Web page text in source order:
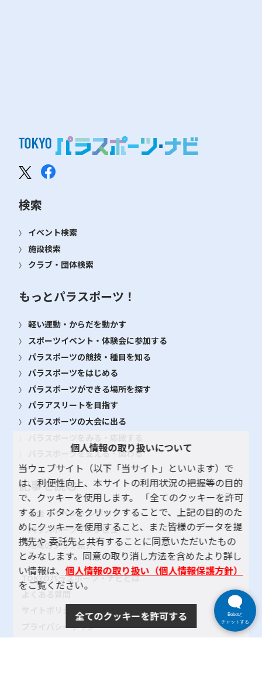
検索
イベント検索
施設検索
クラブ・団体検索
もっとパラスポーツ！
軽い運動・からだを動かす
スポーツイベント・体験会に参加する
パラスポーツの競技・種目を知る
パラスポーツをはじめる
パラスポーツができる場所を探す
パラアスリートを目指す
パラスポーツの大会に出る
パラスポーツを支える・関わる
記事を読む
大会・イベント レポート
パラスポーツインタビュー
地域のクラブ紹介
TOKYOパラスポーツ・ナビとは
サイトポリシー
プライバシーポリシー
個人情報の取り扱いについて
当ウェブサイト（以下「当サイト」といいます）で
は、利便性向上、本サイトの利用状況の把握等の目的
で、クッキーを使用します。 「全てのクッキーを許可
する」ボタンをクリックすることで、上記の目的のた
めにクッキーを使用すること、また皆様のデータを提
携先や 委託先と共有することに同意いただいたもの
とみなします。同意の取り消し方法を含めたより詳し
い情報は、個人情報の取り扱い（個人情報保護方針）
をご覧ください。
全てのクッキーを許可する
Bebotと
チャットする